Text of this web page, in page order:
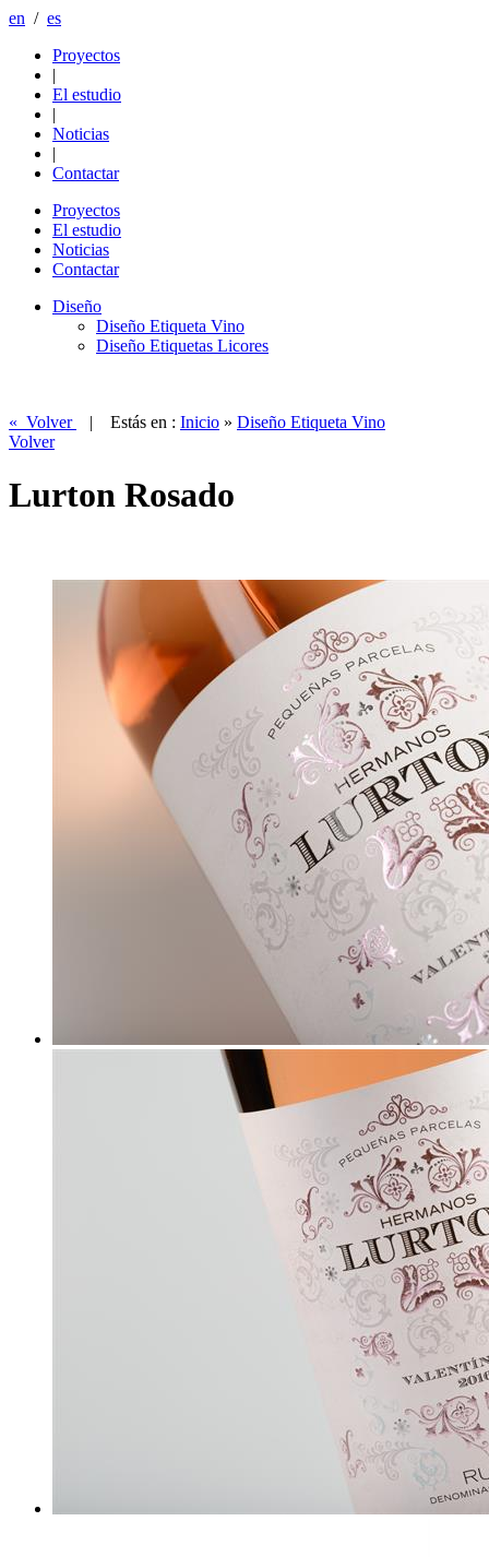
en / es
Proyectos
|
El estudio
|
Noticias
|
Contactar
Proyectos
El estudio
Noticias
Contactar
Diseño
Diseño Etiqueta Vino
Diseño Etiquetas Licores
« Volver | Estás en : Inicio » Diseño Etiqueta Vino
Volver
Lurton Rosado